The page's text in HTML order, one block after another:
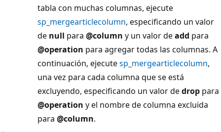
tabla con muchas columnas, ejecute
sp_mergearticlecolumn, especificando un valor
de null para @column y un valor deadd para
@operation para agregar todas las columnas. A
continuación, ejecutesp_mergearticlecolumn,
una vez para cada columna que se está
excluyendo, especificando un valor dedrop para
@operation y el nombre de columna excluida
para @column.